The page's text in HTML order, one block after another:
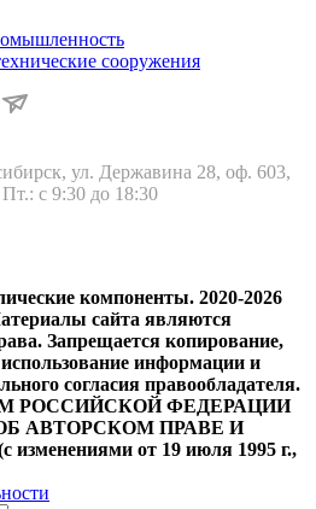
сооружения
ул. Державина 28, оф. 603,
с 9:30 до 18:30
компоненты. 2020-2026
сайта являются
Запрещается копирование,
информации и
согласия правообладателя.
РОССИЙСКОЙ ФЕДЕРАЦИИ
“ОБ АВТОРСКОМ ПРАВЕ И
от 19 июля 1995 г.,